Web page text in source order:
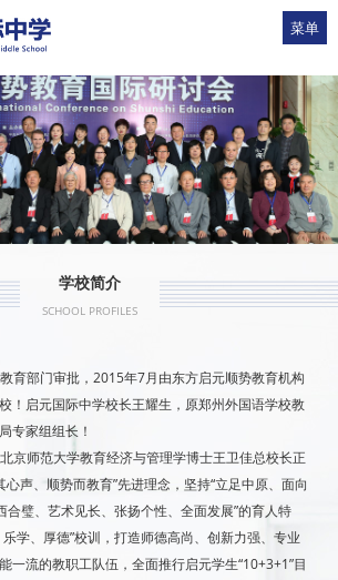
菜单
学校简介
SCHOOL PROFILES
育部门审批，2015年7月由东方启元顺势教育机构
！启元国际中学校长王耀生，原郑州外国语学校教
专家组组长！
京师范大学教育经济与管理学博士王卫佳总校长正
心声、顺势而教育”先进理念，坚持“立足中原、面向
合璧、艺术见长、张扬个性、全面发展”的育人特
学、厚德”校训，打造师德高尚、创新力强、专业
一流的教职工队伍，全面推行启元学生“10+3+1”目